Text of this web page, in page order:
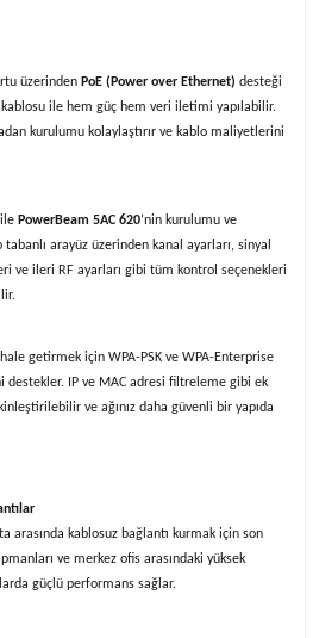
üzerinden PoE (Power over Ethernet) desteği
ile hem güç hem veri iletimi yapılabilir.
kurulumu kolaylaştırır ve kablo maliyetlerini
PowerBeam 5AC 620’nin kurulumu ve
arayüz üzerinden kanal ayarları, sinyal
ve ileri RF ayarları gibi tüm kontrol seçenekleri
getirmek için WPA-PSK ve WPA-Enterprise
IP ve MAC adresi filtreleme gibi ek
ve ağınız daha güvenli bir yapıda
arasında kablosuz bağlantı kurmak için son
ve merkez ofis arasındaki yüksek
güçlü performans sağlar.